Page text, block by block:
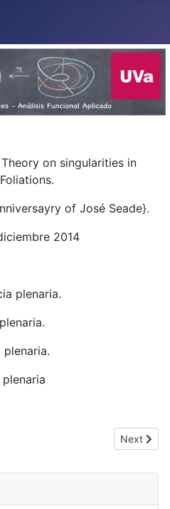
on singularities in
of José Seade}.
2014
plenaria.
plenaria.
in LIMoges 2015Next
Next